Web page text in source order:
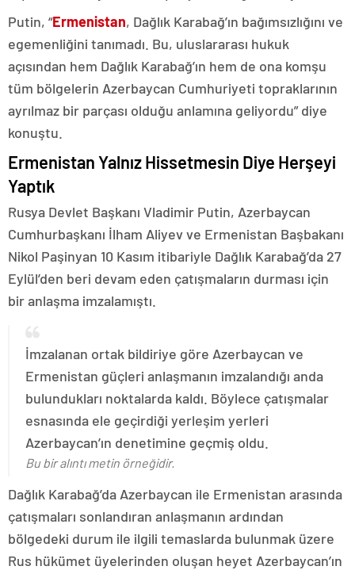
Putin, “Ermenistan, Dağlık Karabağ’ın bağımsızlığını ve
egemenliğini tanımadı. Bu, uluslararası hukuk
açısından hem Dağlık Karabağ’ın hem de ona komşu
tüm bölgelerin Azerbaycan Cumhuriyeti topraklarının
ayrılmaz bir parçası olduğu anlamına geliyordu” diye
konuştu.
Ermenistan Yalnız Hissetmesin Diye Herşeyi
Yaptık
Rusya Devlet Başkanı Vladimir Putin, Azerbaycan
Cumhurbaşkanı İlham Aliyev ve Ermenistan Başbakanı
Nikol Paşinyan 10 Kasım itibariyle Dağlık Karabağ’da 27
Eylül’den beri devam eden çatışmaların durması için
bir anlaşma imzalamıştı.
İmzalanan ortak bildiriye göre Azerbaycan ve
Ermenistan güçleri anlaşmanın imzalandığı anda
bulundukları noktalarda kaldı. Böylece çatışmalar
esnasında ele geçirdiği yerleşim yerleri
Azerbaycan’ın denetimine geçmiş oldu.
Bu bir alıntı metin örneğidir.
Dağlık Karabağ’da Azerbaycan ile Ermenistan arasında
çatışmaları sonlandıran anlaşmanın ardından
bölgedeki durum ile ilgili temaslarda bulunmak üzere
Rus hükümet üyelerinden oluşan heyet Azerbaycan’ın